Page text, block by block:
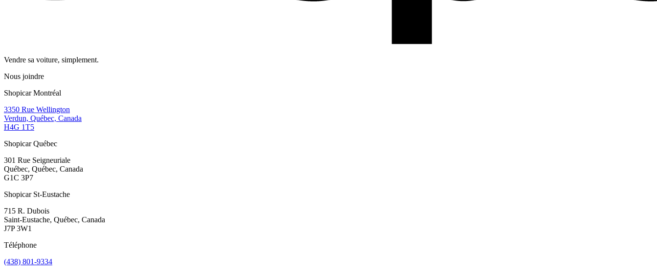
Vendre sa voiture, simplement.
Nous joindre
Shopicar Montréal
3350 Rue Wellington
Verdun, Québec, Canada
H4G 1T5
Shopicar Québec
301 Rue Seigneuriale
Québec, Québec, Canada
G1C 3P7
Shopicar St-Eustache
715 R. Dubois
Saint-Eustache, Québec, Canada
J7P 3W1
Téléphone
(438) 801-9334